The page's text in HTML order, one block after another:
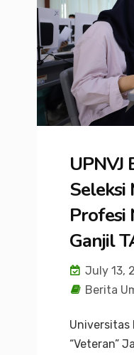
UPNVJ
Seleksi
Profesi
Ganjil
July 13,
Berita
Universitas
“Veteran”